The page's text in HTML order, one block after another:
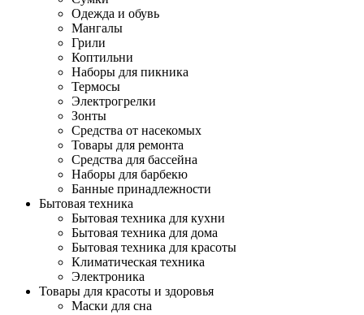
Одежда и обувь
Мангалы
Грили
Коптильни
Наборы для пикника
Термосы
Электрогрелки
Зонты
Средства от насекомых
Товары для ремонта
Средства для бассейна
Наборы для барбекю
Банные принадлежности
Бытовая техника
Бытовая техника для кухни
Бытовая техника для дома
Бытовая техника для красоты
Климатическая техника
Электроника
Товары для красоты и здоровья
Маски для сна